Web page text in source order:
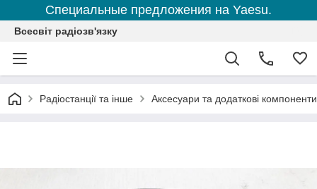
Специальные предложения на Yaesu.
Всесвіт радіозв'язку
Радіостанції та інше Аксесуари та додаткові компоненти